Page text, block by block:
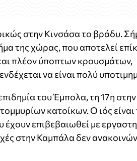
στην Κινσάσα το βράδυ.
της χώρας, που αποτελεί
πλέον ύποπτων κρουσμάτων,
να είναι πολύ
του Έμπολα, τη 17η στην
κατοίκων. Ο ιός
έχουν επιβεβαιωθεί με
στην Καμπάλα δεν